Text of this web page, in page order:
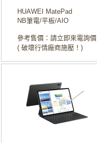
HUAWEI MatePad
NB筆電/平板/AIO
參考售價：請立即來電詢價
( 破壞行情廠商施壓！)